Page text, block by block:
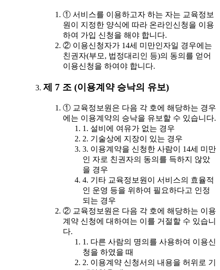
① 서비스를 이용하고자 하는 자는 교육정보
원이 지정한 양식에 따라 온라인신청을 이용
하여 가입 신청을 해야 합니다.
② 이용신청자가 14세 미만인자일 경우에는
친권자(부모, 법정대리인 등)의 동의를 얻어
이용신청을 하여야 합니다.
제 7 조 (이용계약 승낙의 유보)
① 교육정보원은 다음 각 호에 해당하는 경우
에는 이용계약의 승낙을 유보할 수 있습니다.
1. 설비에 여유가 없는 경우
2. 기술상에 지장이 있는 경우
3. 이용계약을 신청한 사람이 14세 미만
인 자로 친권자의 동의를 득하지 않았
을 경우
4. 기타 교육정보원이 서비스의 효율적
인 운영 등을 위하여 필요하다고 인정
되는 경우
② 교육정보원은 다음 각 호에 해당하는 이용
계약 신청에 대하여는 이를 거절할 수 있습니
다.
1. 다른 사람의 명의를 사용하여 이용신
청을 하였을 때
2. 이용계약 신청서의 내용을 허위로 기